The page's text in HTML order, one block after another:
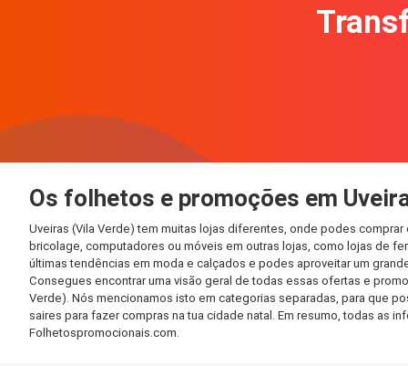
Os folhetos e promoções em
Uveiras (Vila Verde) tem muitas lojas diferentes, onde podes
bricolage, computadores ou móveis em outras lojas, como lojas de
últimas tendências em moda e calçados e podes aproveitar um
Consegues encontrar uma visão geral de todas essas ofertas e
Verde). Nós mencionamos isto em categorias separadas, para que
saires para fazer compras na tua cidade natal. Em resumo, todas as
Folhetospromocionais.com.